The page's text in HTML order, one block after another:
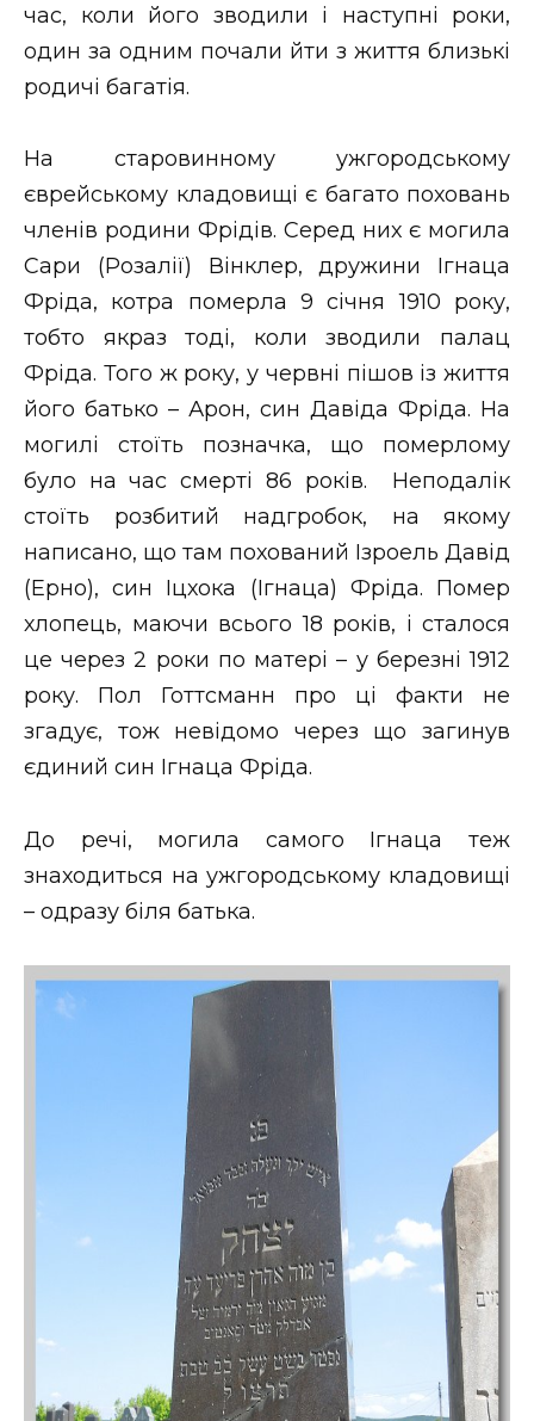
час, коли його зводили і наступні роки,
один за одним почали йти з життя близькі
родичі багатія.
На старовинному ужгородському
єврейському кладовищі є багато поховань
членів родини Фрідів. Серед них є могила
Сари (Розалії) Вінклер, дружини Ігнаца
Фріда, котра померла 9 січня 1910 року,
тобто якраз тоді, коли зводили палац
Фріда. Того ж року, у червні пішов із життя
його батько – Арон, син Давіда Фріда. На
могилі стоїть позначка, що померлому
було на час смерті 86 років. Неподалік
стоїть розбитий надгробок, на якому
написано, що там похований Ізроель Давід
(Ерно), син Іцхока (Ігнаца) Фріда. Помер
хлопець, маючи всього 18 років, і сталося
це через 2 роки по матері – у березні 1912
року. Пол Готтсманн про ці факти не
згадує, тож невідомо через що загинув
єдиний син Ігнаца Фріда.
До речі, могила самого Ігнаца теж
знаходиться на ужгородському кладовищі
– одразу біля батька.